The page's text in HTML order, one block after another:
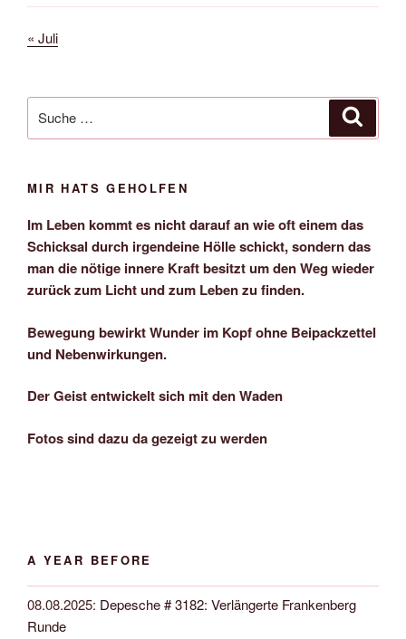
« Juli
nach:
MIR HATS GEHOLFEN
Im Leben kommt es nicht darauf an wie oft einem das
Schicksal durch irgendeine Hölle schickt, sondern das
man die nötige innere Kraft besitzt um den Weg wieder
zurück zum Licht und zum Leben zu finden.
Bewegung bewirkt Wunder im Kopf ohne Beipackzettel
und Nebenwirkungen.
Der Geist entwickelt sich mit den Waden
Fotos sind dazu da gezeigt zu werden
A YEAR BEFORE
08.08.2025: Depesche # 3182: Verlängerte Frankenberg
Runde